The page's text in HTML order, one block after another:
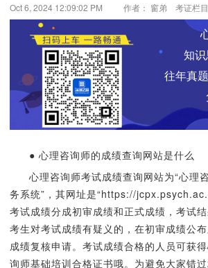
Oct 6, 2024 12:09:02 PM 作者： 窗弟 考证栏目
知
往年真
● 心理咨询师的成绩查询网站是什么
心理咨询师考试成绩查询网站为“心理
务系统”，其网址是“https://
考试成绩分成初审成绩和正式成绩，考试结
考生对考试成绩有疑义的，在初审成绩公
成绩复核申请。考试成绩合格的人员可获
询师基础培训合格证书哦。为避免大家错